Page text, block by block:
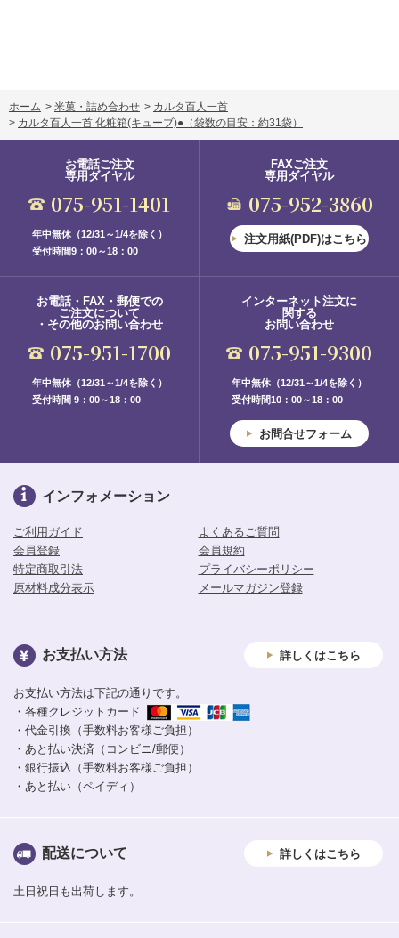
ホーム > 米菓・詰め合わせ > カルタ百人一首
> カルタ百人一首 化粧箱(キューブ)● （袋数の目安：約31袋）
お電話ご注文
専用ダイヤル
075-951-1401
年中無休（12/31～1/4を除く）
受付時間9：00～18：00
FAXご注文
専用ダイヤル
075-952-3860
注文用紙(PDF)はこちら
お電話・FAX・郵便での
ご注文について
・その他のお問い合わせ
075-951-1700
年中無休（12/31～1/4を除く）
受付時間 9：00～18：00
インターネット注文に
関する
お問い合わせ
075-951-9300
年中無休（12/31～1/4を除く）
受付時間10：00～18：00
お問合せフォーム
インフォメーション
ご利用ガイド
よくあるご質問
会員登録
会員規約
特定商取引法
プライバシーポリシー
原材料成分表示
メールマガジン登録
お支払い方法 詳しくはこちら
お支払い方法は下記の通りです。
・各種クレジットカード
・代金引換（手数料お客様ご負担）
・あと払い決済（コンビニ/郵便）
・銀行振込（手数料お客様ご負担）
・あと払い（ペイディ）
配送について 詳しくはこちら
土日祝日も出荷します。